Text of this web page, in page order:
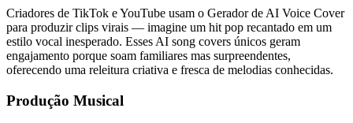
Criadores de TikTok e YouTube usam o Gerador de AI Voice Cover
para produzir clips virais — imagine um hit pop recantado em um
estilo vocal inesperado. Esses AI song covers únicos geram
engajamento porque soam familiares mas surpreendentes,
oferecendo uma releitura criativa e fresca de melodias conhecidas.
Produção Musical